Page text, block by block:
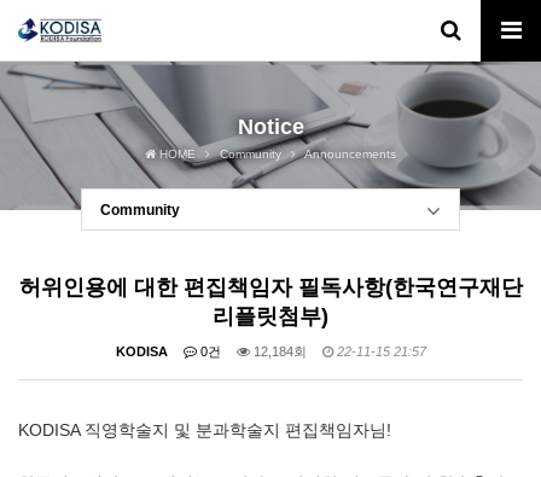
Notice
HOME Community Announcements
Community
허위인용에 대한 편집책임자 필독사항(한국연구재단
리플릿첨부)
KODISA 0건 12,184회 22-11-15 21:57
KODISA 직영학술지 및 분과학술지 편집책임자님!